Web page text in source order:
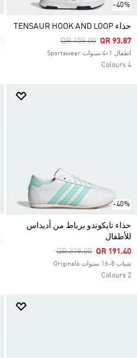
-40%
حذاء TENSAUR HOOK AND LOOP
Price Reduced From
QR 159.00ToQR 93.87
اطفال 1-4 سنوات Sportswear
4 Colours
-40%
حذاء تايكوندو برباط من أديداس
للأطفال
Price Reduced From
QR 319.00ToQR 191.40
شباب 8-16 سنوات Originals
2 Colours